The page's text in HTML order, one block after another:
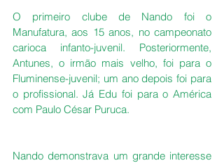
O primeiro clube de Nando foi o
Manufatura, aos 15 anos, no campeonato
carioca infanto-juvenil. Posteriormente,
Antunes, o irmão mais velho, foi para o
Fluminense-juvenil; um ano depois foi para
o profissional. Já Edu foi para o América
com Paulo César Puruca.
Nando demonstrava um grande interesse